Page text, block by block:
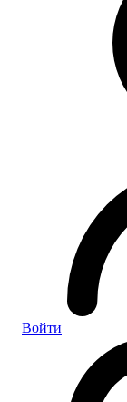
Войти